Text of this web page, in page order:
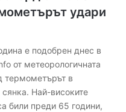
удари
е подобрен днес в
от метеорологичната
термометърът в
сянка. Най-високите
били преди 65 години,